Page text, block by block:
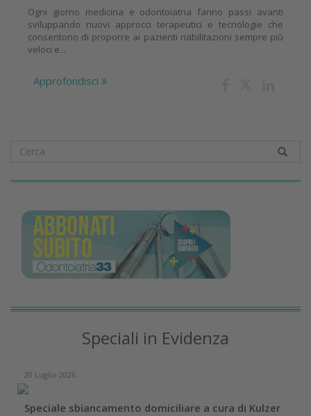
Ogni giorno medicina e odontoiatria fanno passi avanti
sviluppando nuovi approcci terapeutici e tecnologie che
consentono di proporre ai pazienti riabilitazioni sempre più
veloci e...
Approfondisci
Speciali in Evidenza
20 Luglio 2026
Speciale sbiancamento domiciliare a cura di Kulzer